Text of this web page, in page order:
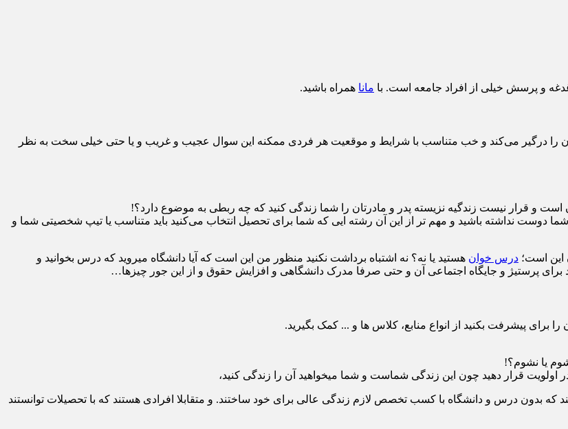
و پرسش خیلی از افراد جامعه است. با مانا همراه باشید.
را درگیر می‌کند و خب متناسب با شرایط و موقعیت هر فردی ممکنه این سوال عجیب و غریب و یا حتی خیلی سخت به نظر
است و قرار نیست زندگیه نزیسته پدر و مادرتان را شما زندگی کنید که چه ربطی به موضوع دارد؟!
نداشته باشید و مهم تر از این آن رشته ایی که شما برای تحصیل انتخاب می‌کنید باید متناسب یا تیپ شخصیتی شما و
این است؛ درس خوان هستید یا نه؟ نه اشتباه برداشت نکنید منظور من این است که آیا دانشگاه میروید که درس بخوانید و
برای پرستیژ و جایگاه اجتماعی آن و حتی صرفا مدرک دانشگاهی و افزایش حقوق و از این جور چیزها…
برای پیشرفت بکنید از انواع منابع، کلاس ها و ..‌. کمک بگیرید.
یا نشوم؟!
اولویت قرار دهید چون این زندگی شماست و شما میخواهید آن را زندگی کنید،
که بدون درس و دانشگاه با کسب تخصص لازم زندگی عالی برای خود ساختند. و متقابلا افرادی هستند که با تحصیلات توانستند